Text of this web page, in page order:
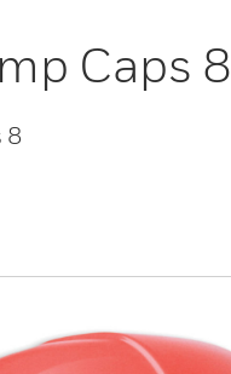
Caps 8
8